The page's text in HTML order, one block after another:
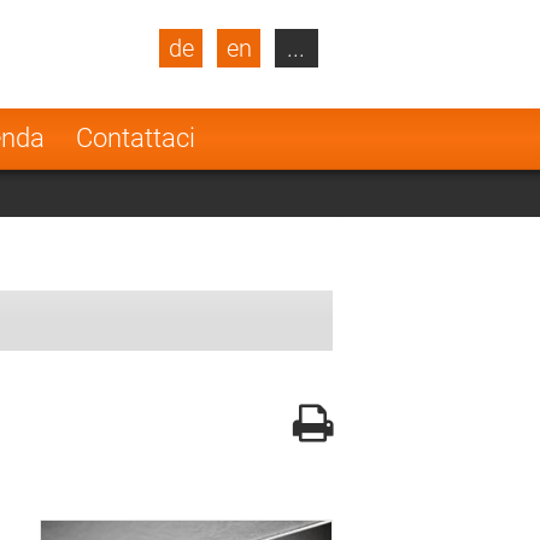
Contattaci
de en
Turkey
Netherlands
...